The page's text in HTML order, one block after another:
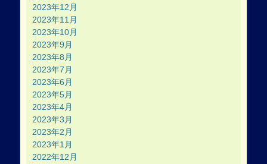
2023年12月
2023年11月
2023年10月
2023年9月
2023年8月
2023年7月
2023年6月
2023年5月
2023年4月
2023年3月
2023年2月
2023年1月
2022年12月